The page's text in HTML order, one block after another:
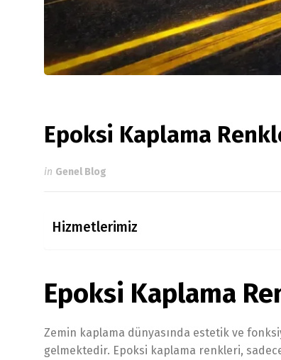
Epoksi Kaplama
in Genel Blog
Hizmetlerimiz
Epoksi Kaplama
Zemin kaplama dünyasında estetik ve
gelmektedir. Epoksi kaplama renkleri,